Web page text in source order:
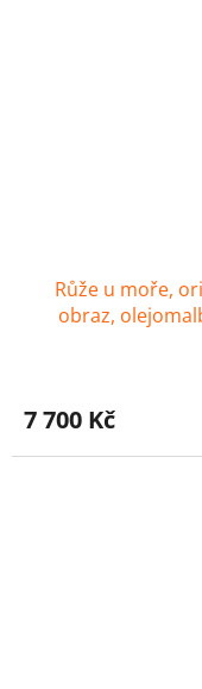
Růže u moře,
obraz,
7 700 Kč